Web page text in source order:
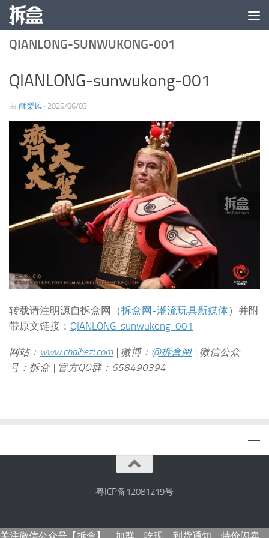
跳至内容
QIANLONG-SUNWUKONG-001
QIANLONG-sunwukong-001
由 酥梨凤 · 2026/06/03
转载请注明源自拆盒网（拆盒网-潮流玩具新媒体）并附
带原文链接： QIANLONG-sunwukong-001
网站： www.chaihezi.com| 微博： @拆盒网| 微信公众
号：拆盒 | 官方QQ群：658490394
粤ICP备12081219号